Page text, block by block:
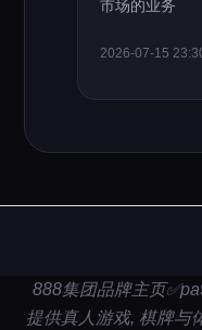
市场的业务
2026-07-15
888集团品牌主页
提供真人游戏, 棋牌与